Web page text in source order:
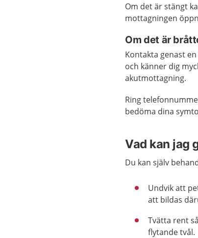
Om det är stängt
mottagningen
Om det är
Kontakta genast
och känner dig
akutmottagning.
Ring
bedöma dina
Vad kan jag
Du kan själv
Undvik att
att bildas
Tvätta rent
flytande tvål.